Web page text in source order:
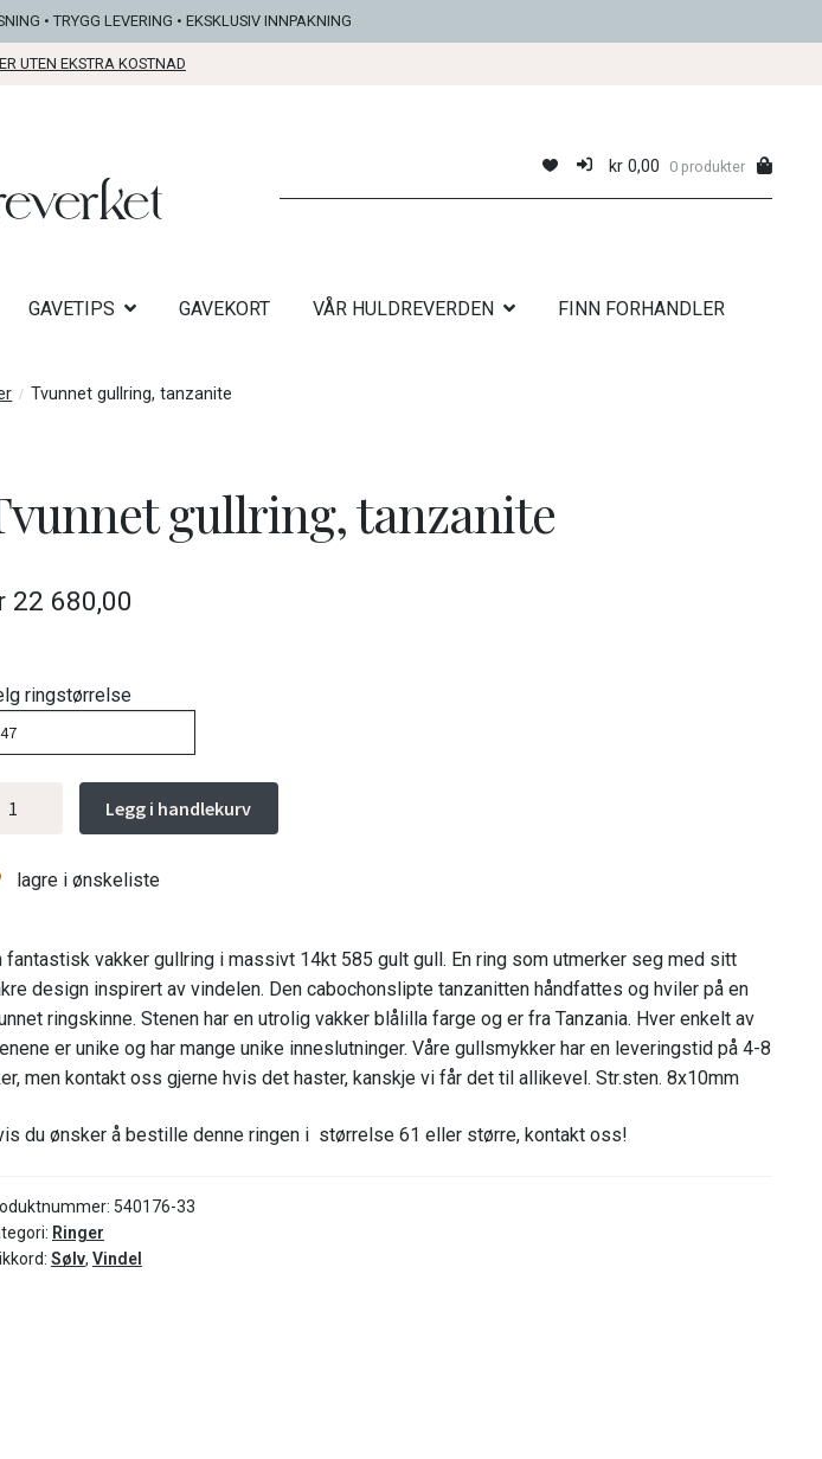
• TRYGG LEVERING • EKSKLUSIV INNPAKNING
UTEN EKSTRA KOSTNAD
kr0,00 0 produkter
GAVETIPS GAVEKORT VÅR HULDREVERDEN FINN FORHANDLER
Tvunnet gullring, tanzanite
gullring, tanzanite
22 680,00
ringstørrelse
Legg i handlekurv
lagre i ønskeliste
fantastisk vakker gullring i massivt 14kt 585 gult gull. En ring som utmerker seg med sitt
design inspirert av vindelen. Den cabochonslipte tanzanitten håndfattes og hviler på en
ringskinne. Stenen har en utrolig vakker blålilla farge og er fra Tanzania. Hver enkelt av
er unike og har mange unike inneslutninger. Våre gullsmykker har en leveringstid på 4-8
men kontakt oss gjerne hvis det haster, kanskje vi får det til allikevel. Str.sten. 8x10mm
du ønsker å bestille denne ringen i størrelse 61 eller større, kontakt oss!
540176-33
Ringer
Sølv, Vindel